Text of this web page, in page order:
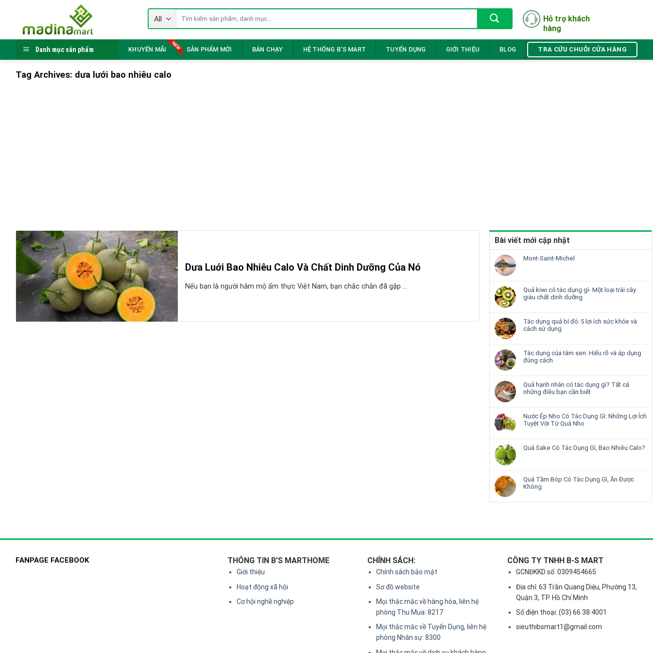
content
Tìm
Hỗ trợ khách
hàng
Danh mục sản phẩm KHUYẾN MÃI SẢN PHẨM MỚI BÁN CHẠY HỆ THỐNG B’S MART TUYỂN DỤNG GIỚI THIỆU BLOG TRA CỨU CHUỖI CỬA HÀNG
Tag Archives: dưa lưới bao nhiêu calo
Dưa Luới Bao Nhiêu Calo Và Chất Dinh Dưỡng Của Nó
Nếu bạn là người hâm mộ ẩm thực Việt Nam, bạn chắc chắn đã gặp ...
Bài viết mới cập nhật
Mont-Saint-Michel
Quả kiwi có tác dụng gì- Một loại trái cây
giàu chất dinh dưỡng
Tác dụng quả bí đỏ: 5 lợi ích sức khỏe và
cách sử dụng
Tác dụng của tâm sen: Hiểu rõ và áp dụng
đúng cách
Quả hạnh nhân có tác dụng gì? Tất cả
những điều bạn cần biết
Nước Ép Nho Có Tác Dụng Gì: Những Lợi Ích
Tuyệt Vời Từ Quả Nho
Quả Sake Có Tác Dụng Gì, Bao Nhiêu Calo?
Quả Tầm Bóp Có Tác Dụng Gì, Ăn Được
Không
FANPAGE FACEBOOK THÔNG TIN B'S MARTHOME
Giới thiệu
Hoạt động xã hội
Cơ hội nghề nghiệp
CHÍNH SÁCH:
Chính sách bảo mật
Sơ đồ website
Mọi thắc mắc về hàng hóa, liên hệ
phòng Thu Mua: 8217
Mọi thắc mắc về Tuyển Dụng, liên hệ
phòng Nhân sự: 8300
CÔNG TY TNHH B-S MART
GCNĐKKD số: 0309454665
Địa chỉ: 63 Trần Quang Diệu, Phường 13,
Quận 3, TP. Hồ Chí Minh
Số điện thoại: (03) 66 38 4001
sieuthibsmart1@gmail.com